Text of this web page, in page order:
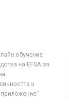
обучение
на ЕFSA за
и